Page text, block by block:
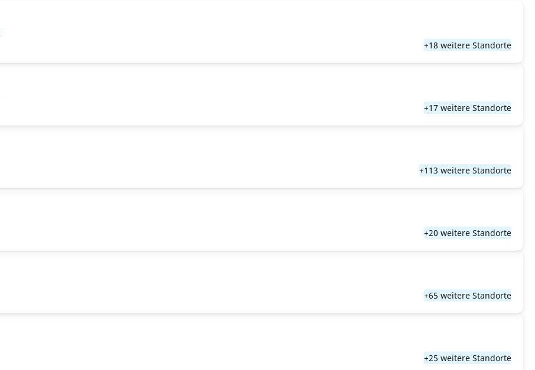
+18 weitere Standorte
+17 weitere Standorte
+113 weitere Standorte
+20 weitere Standorte
+65 weitere Standorte
+25 weitere Standorte